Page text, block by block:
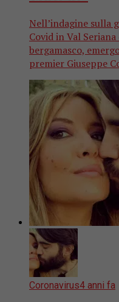
Nell’indagine sulla
Covid in Val
bergamasco,
premier Giuseppe
Coronavirus4 anni fa